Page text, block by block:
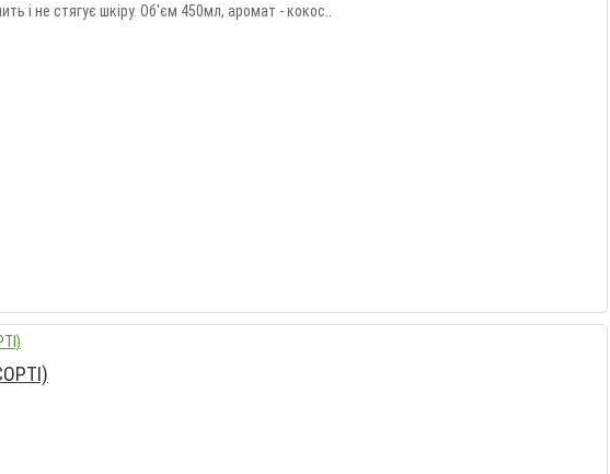
і не стягує шкіру. Об'єм 450мл, аромат - кокос..